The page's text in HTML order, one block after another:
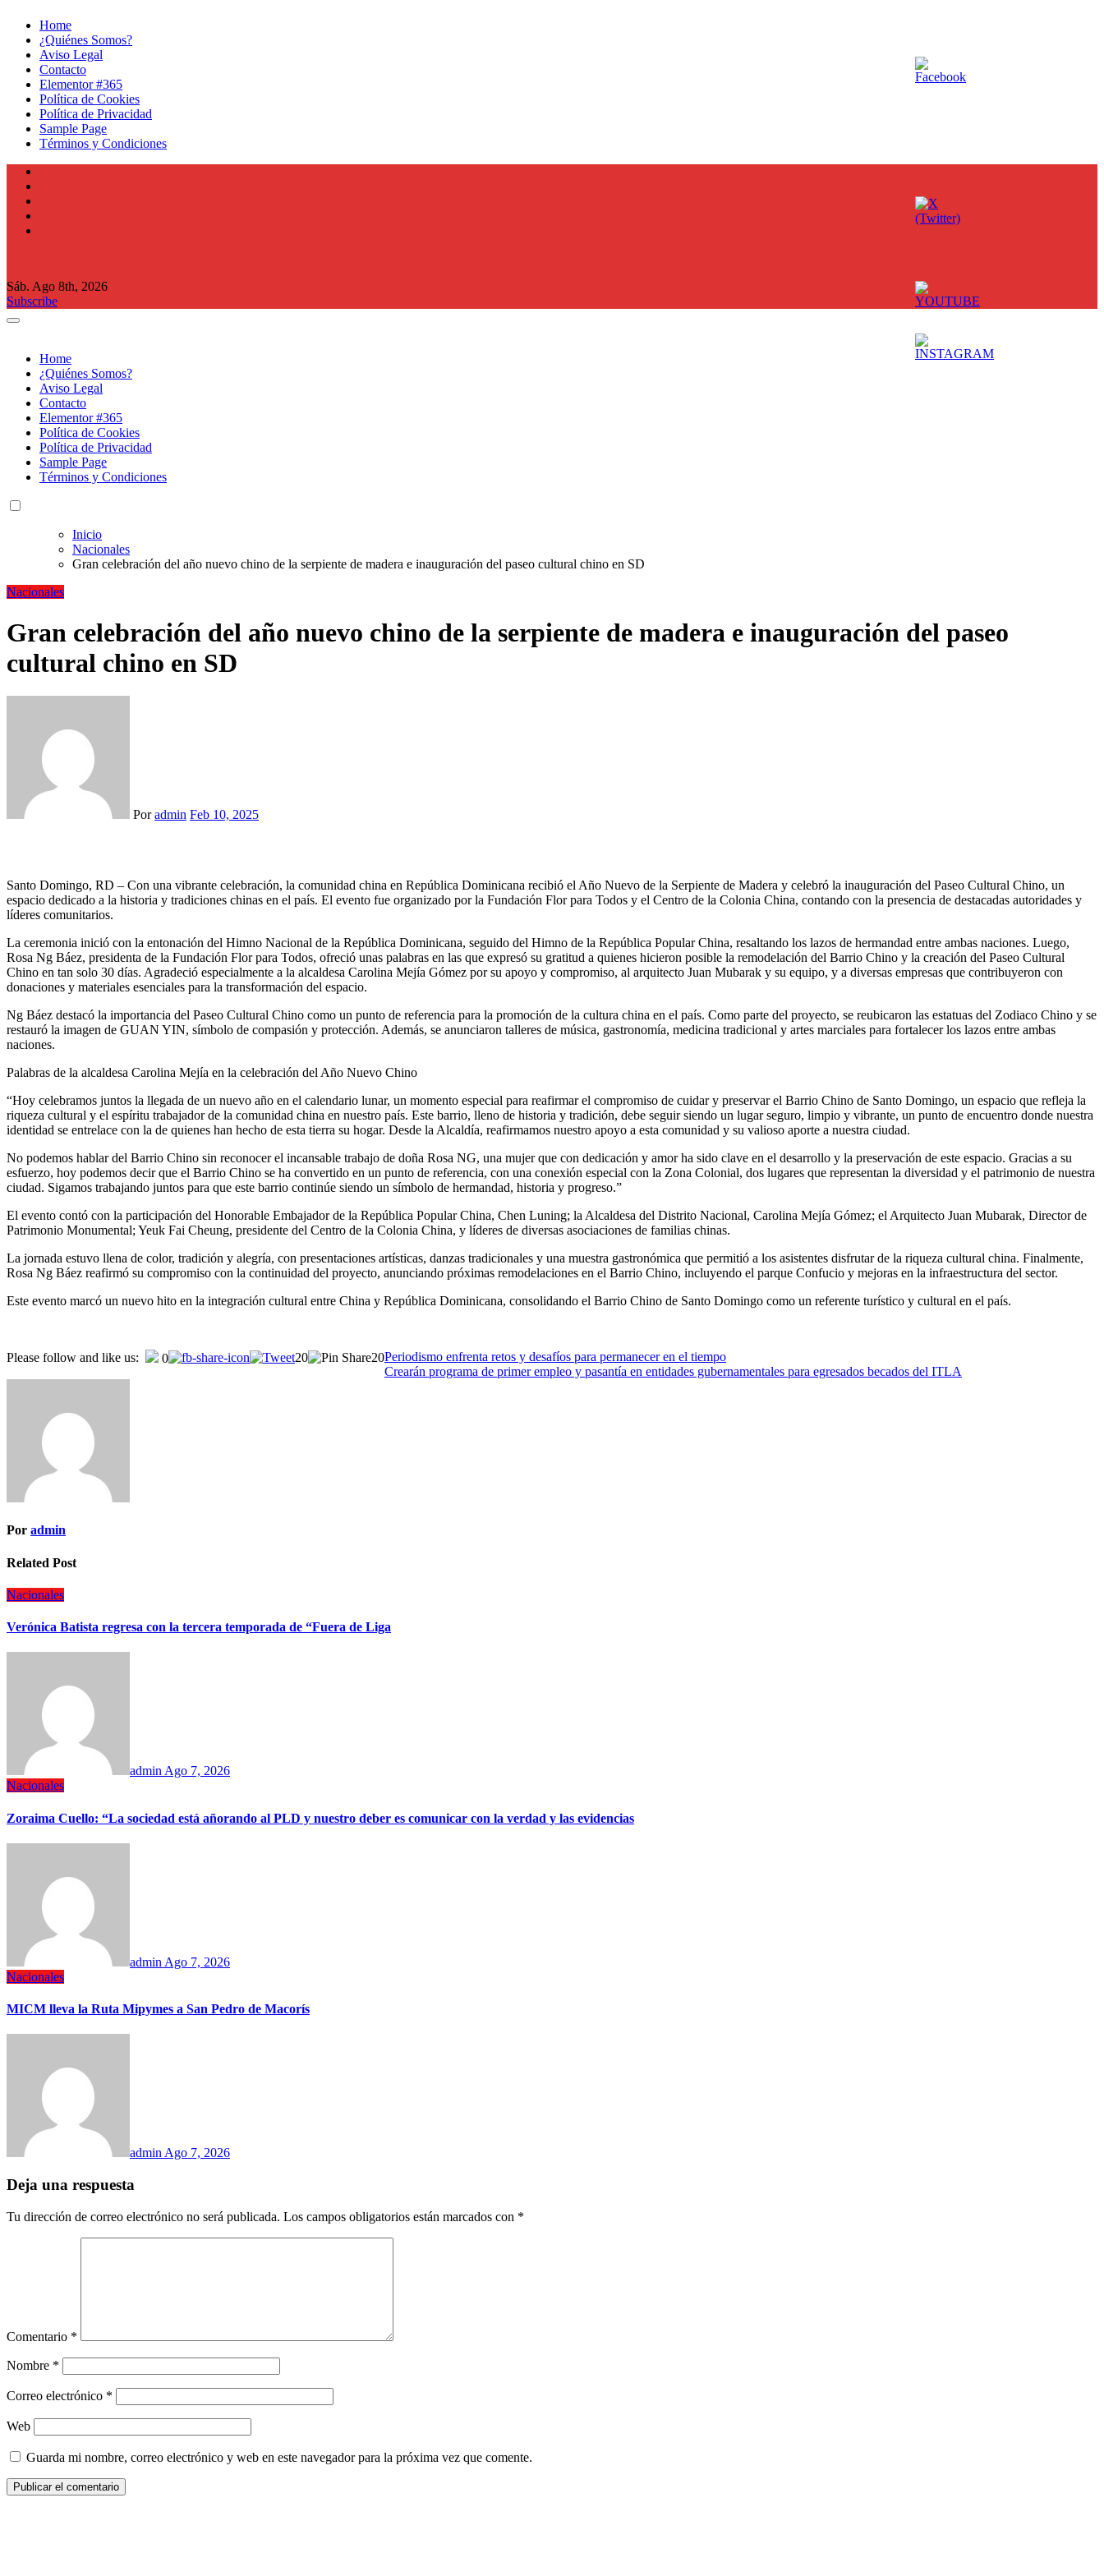
contenido
Home
¿Quiénes Somos?
Aviso Legal
Contacto
Elementor #365
Política de Cookies
Política de Privacidad
Sample Page
Términos y Condiciones
Sáb. Ago 8th, 2026
Subscribe
Home
¿Quiénes Somos?
Aviso Legal
Contacto
Elementor #365
Política de Cookies
Política de Privacidad
Sample Page
Términos y Condiciones
Inicio
Nacionales
Gran celebración del año nuevo chino de la serpiente de madera e inauguración del paseo cultural chino en SD
Nacionales
Gran celebración del año nuevo chino de la serpiente de madera e inauguración del paseo
cultural chino en SD
Poradmin Feb 10, 2025
Santo Domingo, RD – Con una vibrante celebración, la comunidad china en República Dominicana recibió el Año Nuevo de la Serpiente de Madera y celebró la inauguración del Paseo Cultural Chino, un
espacio dedicado a la historia y tradiciones chinas en el país. El evento fue organizado por la Fundación Flor para Todos y el Centro de la Colonia China, contando con la presencia de destacadas autoridades y
líderes comunitarios.
La ceremonia inició con la entonación del Himno Nacional de la República Dominicana, seguido del Himno de la República Popular China, resaltando los lazos de hermandad entre ambas naciones. Luego,
Rosa Ng Báez, presidenta de la Fundación Flor para Todos, ofreció unas palabras en las que expresó su gratitud a quienes hicieron posible la remodelación del Barrio Chino y la creación del Paseo Cultural
Chino en tan solo 30 días. Agradeció especialmente a la alcaldesa Carolina Mejía Gómez por su apoyo y compromiso, al arquitecto Juan Mubarak y su equipo, y a diversas empresas que contribuyeron con
donaciones y materiales esenciales para la transformación del espacio.
Ng Báez destacó la importancia del Paseo Cultural Chino como un punto de referencia para la promoción de la cultura china en el país. Como parte del proyecto, se reubicaron las estatuas del Zodiaco Chino y se
restauró la imagen de GUAN YIN, símbolo de compasión y protección. Además, se anunciaron talleres de música, gastronomía, medicina tradicional y artes marciales para fortalecer los lazos entre ambas
naciones.
Palabras de la alcaldesa Carolina Mejía en la celebración del Año Nuevo Chino
“Hoy celebramos juntos la llegada de un nuevo año en el calendario lunar, un momento especial para reafirmar el compromiso de cuidar y preservar el Barrio Chino de Santo Domingo, un espacio que refleja la
riqueza cultural y el espíritu trabajador de la comunidad china en nuestro país. Este barrio, lleno de historia y tradición, debe seguir siendo un lugar seguro, limpio y vibrante, un punto de encuentro donde nuestra
identidad se entrelace con la de quienes han hecho de esta tierra su hogar. Desde la Alcaldía, reafirmamos nuestro apoyo a esta comunidad y su valioso aporte a nuestra ciudad.
No podemos hablar del Barrio Chino sin reconocer el incansable trabajo de doña Rosa NG, una mujer que con dedicación y amor ha sido clave en el desarrollo y la preservación de este espacio. Gracias a su
esfuerzo, hoy podemos decir que el Barrio Chino se ha convertido en un punto de referencia, con una conexión especial con la Zona Colonial, dos lugares que representan la diversidad y el patrimonio de nuestra
ciudad. Sigamos trabajando juntos para que este barrio continúe siendo un símbolo de hermandad, historia y progreso.”
El evento contó con la participación del Honorable Embajador de la República Popular China, Chen Luning; la Alcaldesa del Distrito Nacional, Carolina Mejía Gómez; el Arquitecto Juan Mubarak, Director de
Patrimonio Monumental; Yeuk Fai Cheung, presidente del Centro de la Colonia China, y líderes de diversas asociaciones de familias chinas.
La jornada estuvo llena de color, tradición y alegría, con presentaciones artísticas, danzas tradicionales y una muestra gastronómica que permitió a los asistentes disfrutar de la riqueza cultural china. Finalmente,
Rosa Ng Báez reafirmó su compromiso con la continuidad del proyecto, anunciando próximas remodelaciones en el Barrio Chino, incluyendo el parque Confucio y mejoras en la infraestructura del sector.
Este evento marcó un nuevo hito en la integración cultural entre China y República Dominicana, consolidando el Barrio Chino de Santo Domingo como un referente turístico y cultural en el país.
Please follow and like us: 0 20 20
Navegación
de
Periodismo enfrenta retos y desafíos para permanecer en el tiempo
Crearán programa de primer empleo y pasantía en entidades gubernamentales para egresados becados del ITLA
Por admin
Related Post
Nacionales
Verónica Batista regresa con la tercera temporada de “Fuera de Liga
admin Ago 7, 2026
Nacionales
Zoraima Cuello: “La sociedad está añorando al PLD y nuestro deber es comunicar con la verdad y las evidencias
admin Ago 7, 2026
Nacionales
MICM lleva la Ruta Mipymes a San Pedro de Macorís
adminAgo 7, 2026
Deja una respuesta
Tu dirección de correo electrónico no será publicada. Los campos obligatorios están marcados con *
Comentario *
Nombre *
Correo electrónico *
Web
Guarda mi nombre, correo electrónico y web en este navegador para la próxima vez que comente.